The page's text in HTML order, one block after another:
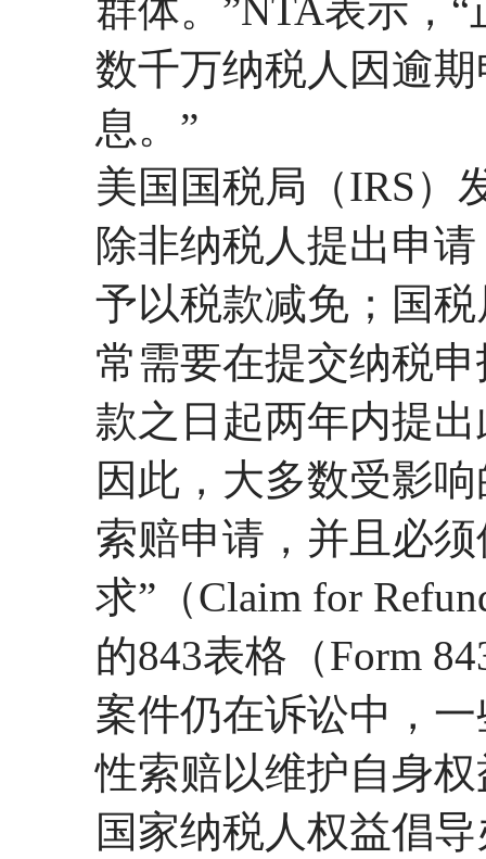
群体。”NTA表示，
数千万纳税人因逾
息。”
美国国税局（IRS）
除非纳税人提出申
予以税款减免；国
常需要在提交纳税
款之日起两年内提
因此，大多数受影
索赔申请，并且必
求”（Claim for
的843表格（Form
案件仍在诉讼中，
性索赔以维护自身权
国家纳税人权益倡